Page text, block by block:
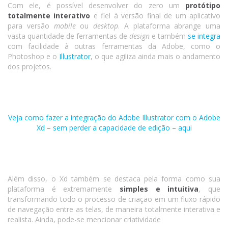
Com ele, é possível desenvolver do zero um protótipo
totalmente interativo e fiel à versão final de um aplicativo
para versão mobileou desktop. A plataforma abrange uma
vasta quantidade de ferramentas de design e também se integra
com facilidade à outras ferramentas da Adobe, como o
Photoshop e o Illustrator, o que agiliza ainda mais o andamento
dos projetos.
Veja como fazer a integração do Adobe Illustrator com o Adobe
Xd – sem perder a capacidade de edição – aqui
Além disso, o Xd também se destaca pela forma como sua
plataforma é extremamente simples e intuitiva, que
transformando todo o processo de criação em um fluxo rápido
de navegação entre as telas, de maneira totalmente interativa e
realista. Ainda, pode-se mencionar criatividade